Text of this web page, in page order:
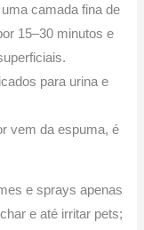
camada fina de
15–30 minutos e
para urina e
vem da espuma, é
e sprays apenas
e até irritar pets;